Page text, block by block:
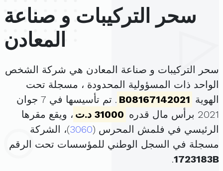
سحر التركيبات و صناعة
المعادن
سحر التركيبات و صناعة المعادن هي شركة الشخص
الواحد ذات المسؤولية المحدودة ، مسجلة تحت
الهوية B08167142021
. تم تأسيسها في 7 جوان
2021 برأس مال قدره
31000 د.ت
، ويقع مقرها
الرئيسي في فلمش المحرس (3060)، الشركة
مسجلة في السجل الوطني للمؤسسات تحت الرقم
1723183B
.